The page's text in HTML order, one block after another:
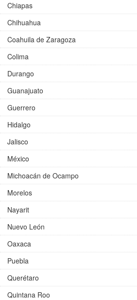
Chiapas
Chihuahua
Coahuila de Zaragoza
Colima
Durango
Guanajuato
Guerrero
Hidalgo
Jalisco
México
Michoacán de Ocampo
Morelos
Nayarit
Nuevo León
Oaxaca
Puebla
Querétaro
Quintana Roo